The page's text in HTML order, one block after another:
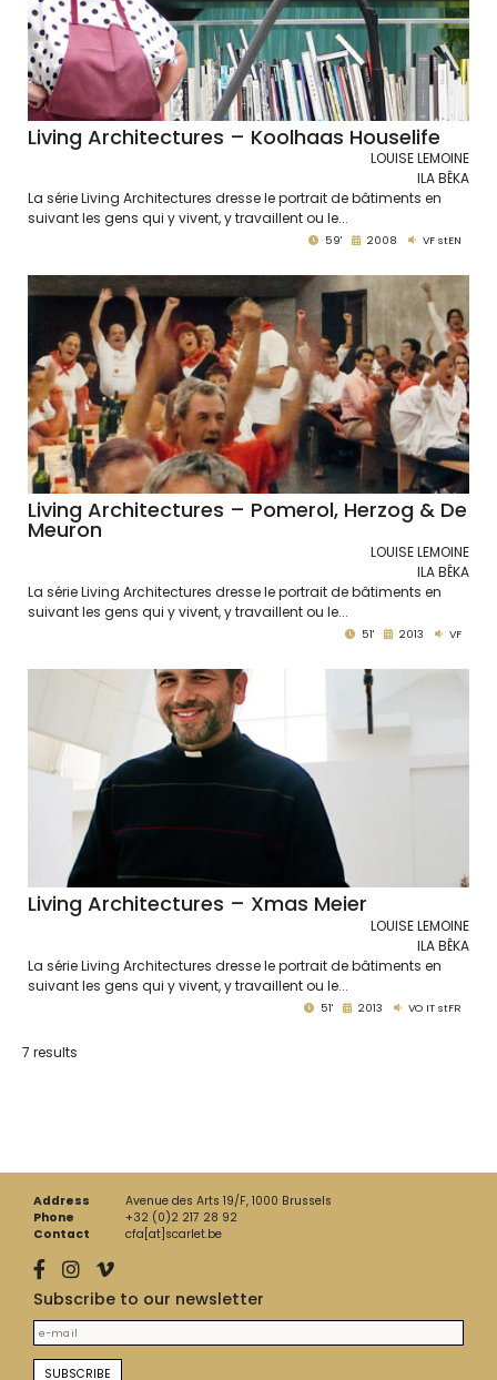
Living Architectures – Koolhaas Houselife
LOUISE LEMOINE
ILA BÊKA
La série Living Architectures dresse le portrait de bâtiments en
suivant les gens qui y vivent, y travaillent ou le...
59' 2008 VF stEN
Living Architectures – Pomerol, Herzog & De
Meuron
LOUISE LEMOINE
ILA BÊKA
La série Living Architectures dresse le portrait de bâtiments en
suivant les gens qui y vivent, y travaillent ou le...
51' 2013 VF
Living Architectures – Xmas Meier
LOUISE LEMOINE
ILA BÊKA
La série Living Architectures dresse le portrait de bâtiments en
suivant les gens qui y vivent, y travaillent ou le...
51' 2013 VO IT stFR
7 results
Address
Avenue des Arts 19/F, 1000 Brussels
Phone
+32 (0)2 217 28 92
Contact
cfa[at]scarlet.be
Subscribe to our newsletter